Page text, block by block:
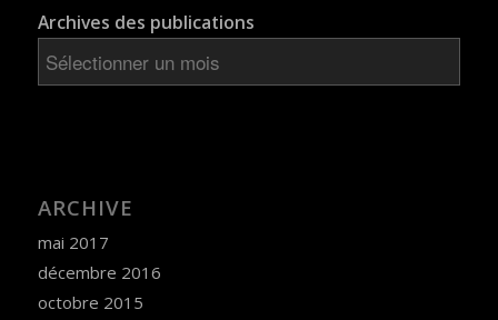
Archives des publications
ARCHIVE
mai 2017
décembre 2016
octobre 2015